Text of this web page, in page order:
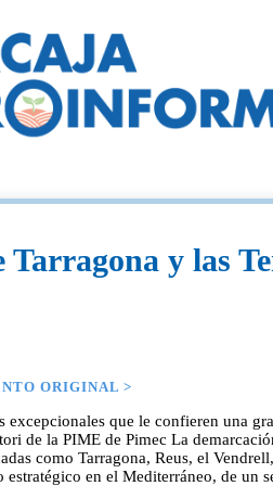
Tarragona y las
ORIGINAL >
agroalimentaria y turística Al igual que en el conjunto de Catalunya, de acuerdo con datos del Registro Mercantil , en los últimos años las empresas de la demarcación han mejorado su capitalización, actividad y rentabilidad, aunque todavía queda camino por recorrer para alcanzar los niveles medios del país. Entre las empresas más relevantes se encuentran en sectores como la química y petroquímica ( Repsol , BASF , Dow , Elix Polymers , Maverick ), higiene y salud ( Essity ), energía ( Ascó-Vandellòs II , que producen el 59,1% de toda la energía eléctrica producida en Catalunya), automoción y componentes ( Lear , Mahle Thermal & Fluid Systems , Idiada ), tecnología ( T-Systems , Inetum ), papel ( Gomà-Camps ), agroalimentación ( Pavo , F. Faiges , Andrés Pintaluba , Piensos Procasa , Delafruit , Borges y las cooperativas Unió , Valls , La Selva del Camp , Cellers Domenys ), distribución ( Fragadis , Roca Trull ) y PortAventura . Las Terres de l'Ebre preparan la economía para un futuro sin nucleares Entre 2017 y 2023, la población ha crecido un 7,1%, una señal de dinamismo, aunque el mercado de trabajo mantiene retos: la tasa de paro es ligeramente superior al 10%, la más alta de las demarcaciones catalanas. De acuerdo con el Anuari de la Pime 2025 ( Pimec ), el tejido empresarial es mayoritariamente de pymes: 53.308 empresas, que representan el 99,8% del total y generan el 72,1% de la ocupación de la demarcación. Suponen el 9,8% de todas las pymes catalanas. Fuerza industrial y ecosistema de conocimiento Para entender el momento actual de la economía tarraconense es necesario analizar sus fortalezas, debilidades, oportunidades y amenazas. Entre las fortalezas destaca un tejido industrial potente, diverso y altamente especializado, liderado por la química y la energía, que genera empleo cualificado y elevado valor añadido. El Port de Tarragona y el aeropuerto de Reus (que cerró 2024